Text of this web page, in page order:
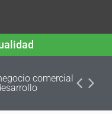
comercial